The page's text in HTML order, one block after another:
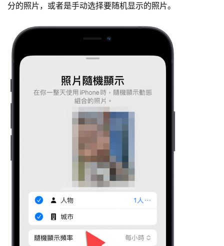
分的照片，或者是手动选择要随机显示的照片。